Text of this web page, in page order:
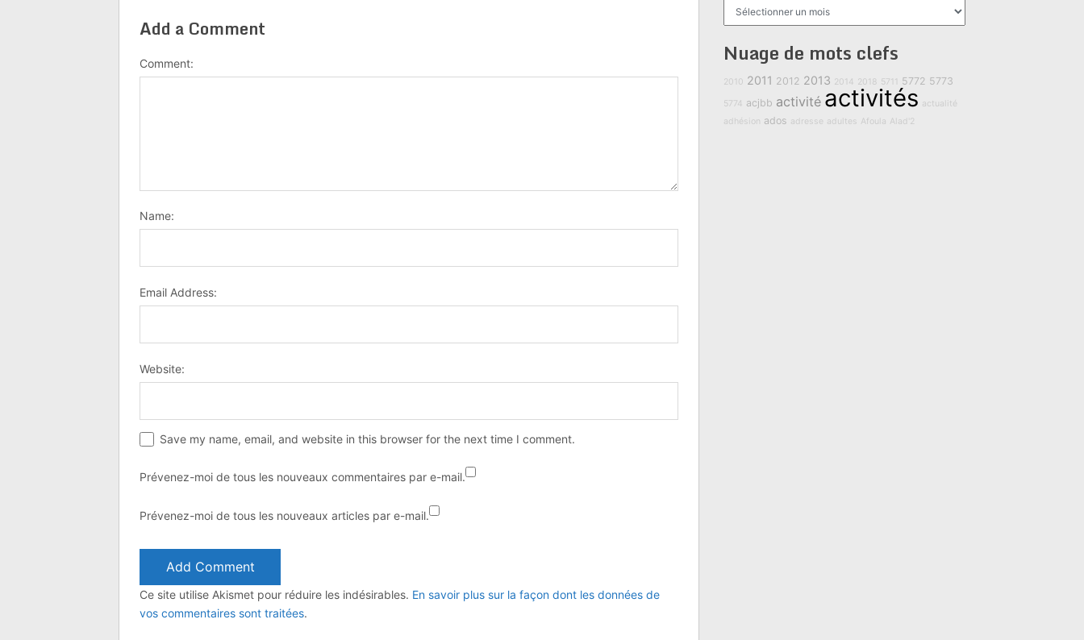
Add a Comment
Comment:
Name:
Email Address:
Website:
Save my name, email, and website in this browser for the next time I comment.
Prévenez-moi de tous les nouveaux commentaires par e-mail.
Prévenez-moi de tous les nouveaux articles par e-mail.
Ce site utilise Akismet pour réduire les indésirables. En savoir plus sur la façon dont les données de
vos commentaires sont traitées.
Nuage de mots clefs
2010 2011 2012 2013 2014 2018 5711 5772 5773
5774 acjbb activité activités actualité
adhésion ados adresse adultes Afoula Alad'2